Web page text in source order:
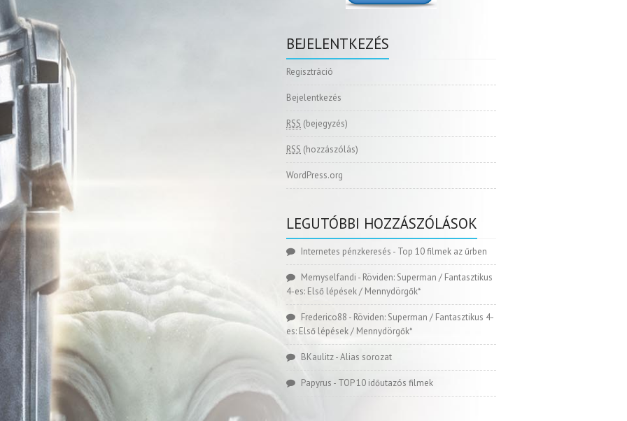
BEJELENTKEZÉS
Regisztráció
Bejelentkezés
RSS (bejegyzés)
RSS (hozzászólás)
WordPress.org
LEGUTÓBBI HOZZÁSZÓLÁSOK
Internetes pénzkeresés - Top 10 filmek az űrben
Memyselfandi - Röviden: Superman / Fantasztikus
4-es: Első lépések / Mennydörgők*
Frederico88 - Röviden: Superman / Fantasztikus 4-
es: Első lépések / Mennydörgők*
BKaulitz-Alias sorozat
Papyrus - TOP 10 időutazós filmek